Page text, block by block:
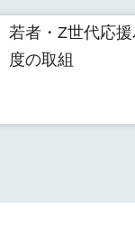
若者・Z世代応
度の取組